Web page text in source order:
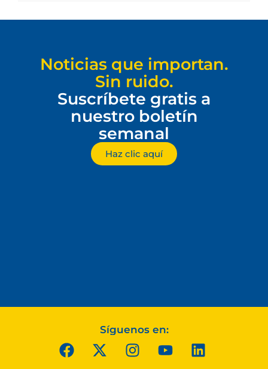
Noticias que importan.
Sin ruido.
Suscríbete gratis a
nuestro boletín
semanal
Haz clic aquí
Síguenos en: